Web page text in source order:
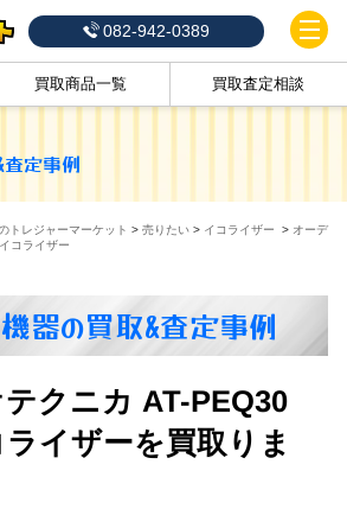
082-942-0389
買取商品一覧 買取査定相談
査定事例
トレジャーマーケット > 売りたい > イコライザー > オーデ
コライザー
器の買取&査定事例
クニカ AT-PEQ30
イザーを買取りま